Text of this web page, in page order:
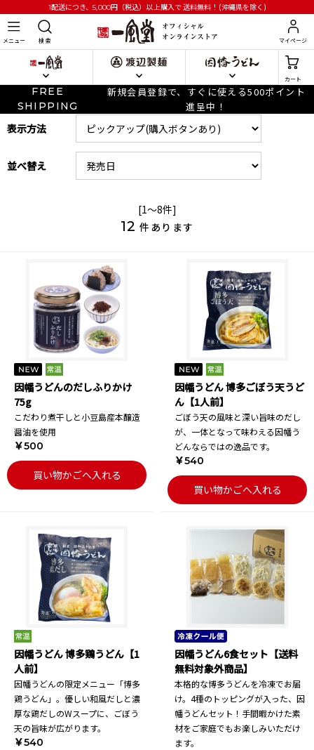
1配送につき、5,000円 （税込）以上購入で送料無料！(沖縄県を除く)
メニュー 検 索 マイページ
カート
FREE
SHIPPING
新規会員登録で、すぐに使える500ポイント
進呈中！
表示方法
並べ替え
[1～8件]
12 件あります
因幡うどんのだしふりかけ
75g
こだわり煮干しと小豆島産本醸造
醤油を使用
￥500
買い物かごへ入れる
因幡うどん 博多ごぼう天うど
ん【1人前】
ごぼう天の風味と深い旨味のだし
が、一体となって味わえる因幡う
どんならではの逸品です。
￥540
買い物かごへ入れる
因幡うどん 博多鶏うどん【1
人前】
因幡うどんの限定メニュー「博多
鶏うどん」。優しい和風だしと濃
厚な鶏だしのWスープに、ごぼう
天の旨味が広がります。
￥540
因幡うどん6食セット【送料
無料対象外商品】
本格的な博多うどんを冷凍でお届
け。4種のトッピングが入った、因
幡うどんセット！手間暇かけた素
材をご家庭でもお楽しみいただけ
ます。